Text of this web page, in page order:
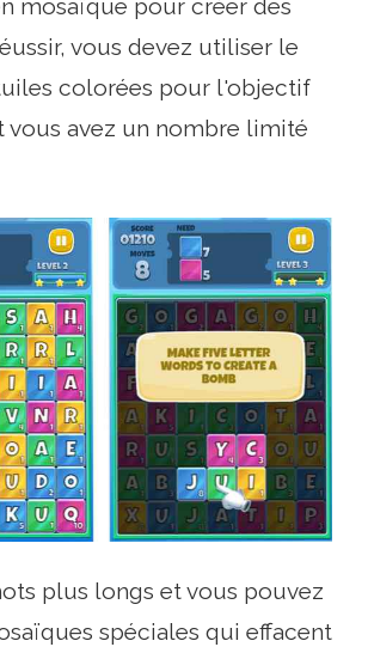
mosaïque pour créer des
vous devez utiliser le
colorées pour l'objectif
vous avez un nombre limité
plus longs et vous pouvez
spéciales qui effacent